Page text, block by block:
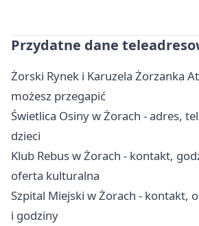
Przydatne dane
Żorski Rynek i Karuzela Żorzanka
możesz przegapić
Świetlica Osiny w Żorach - adres,
dzieci
Klub Rebus w Żorach - kontakt,
oferta kulturalna
Szpital Miejski w Żorach - kontakt,
i godziny